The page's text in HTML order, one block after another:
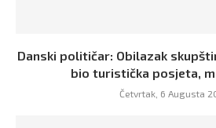
Danski političar: Obilazak
bio turistička posjeta,
Četvrtak, 6 Augusta